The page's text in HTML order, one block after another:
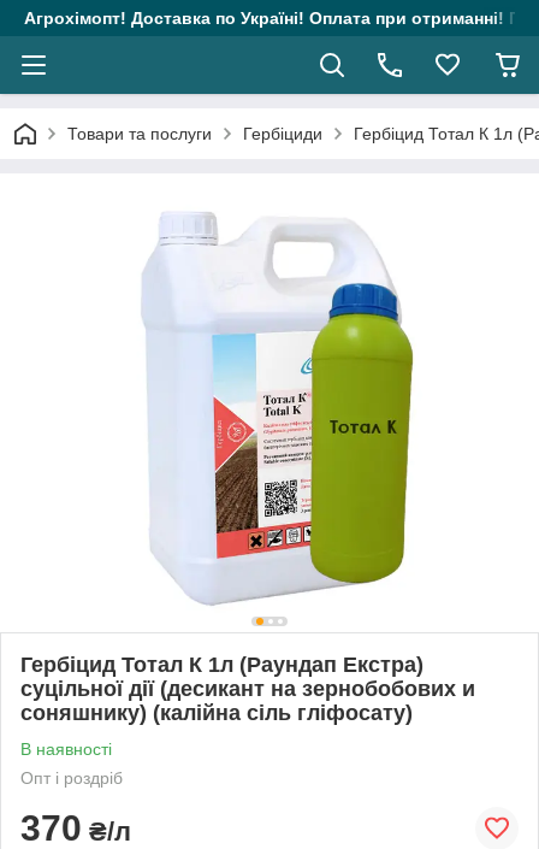
Агрохімопт! Доставка по Україні! Оплата при отриманні!
Товари та послуги Гербіциди Гербіцид Тотал К 1л
Гербіцид Тотал К 1л (Раундап Екстра)
суцільної дії (десикант на зернобобових и
соняшнику) (калійна сіль гліфосату)
В наявності
Опт і роздріб
370 ₴/л